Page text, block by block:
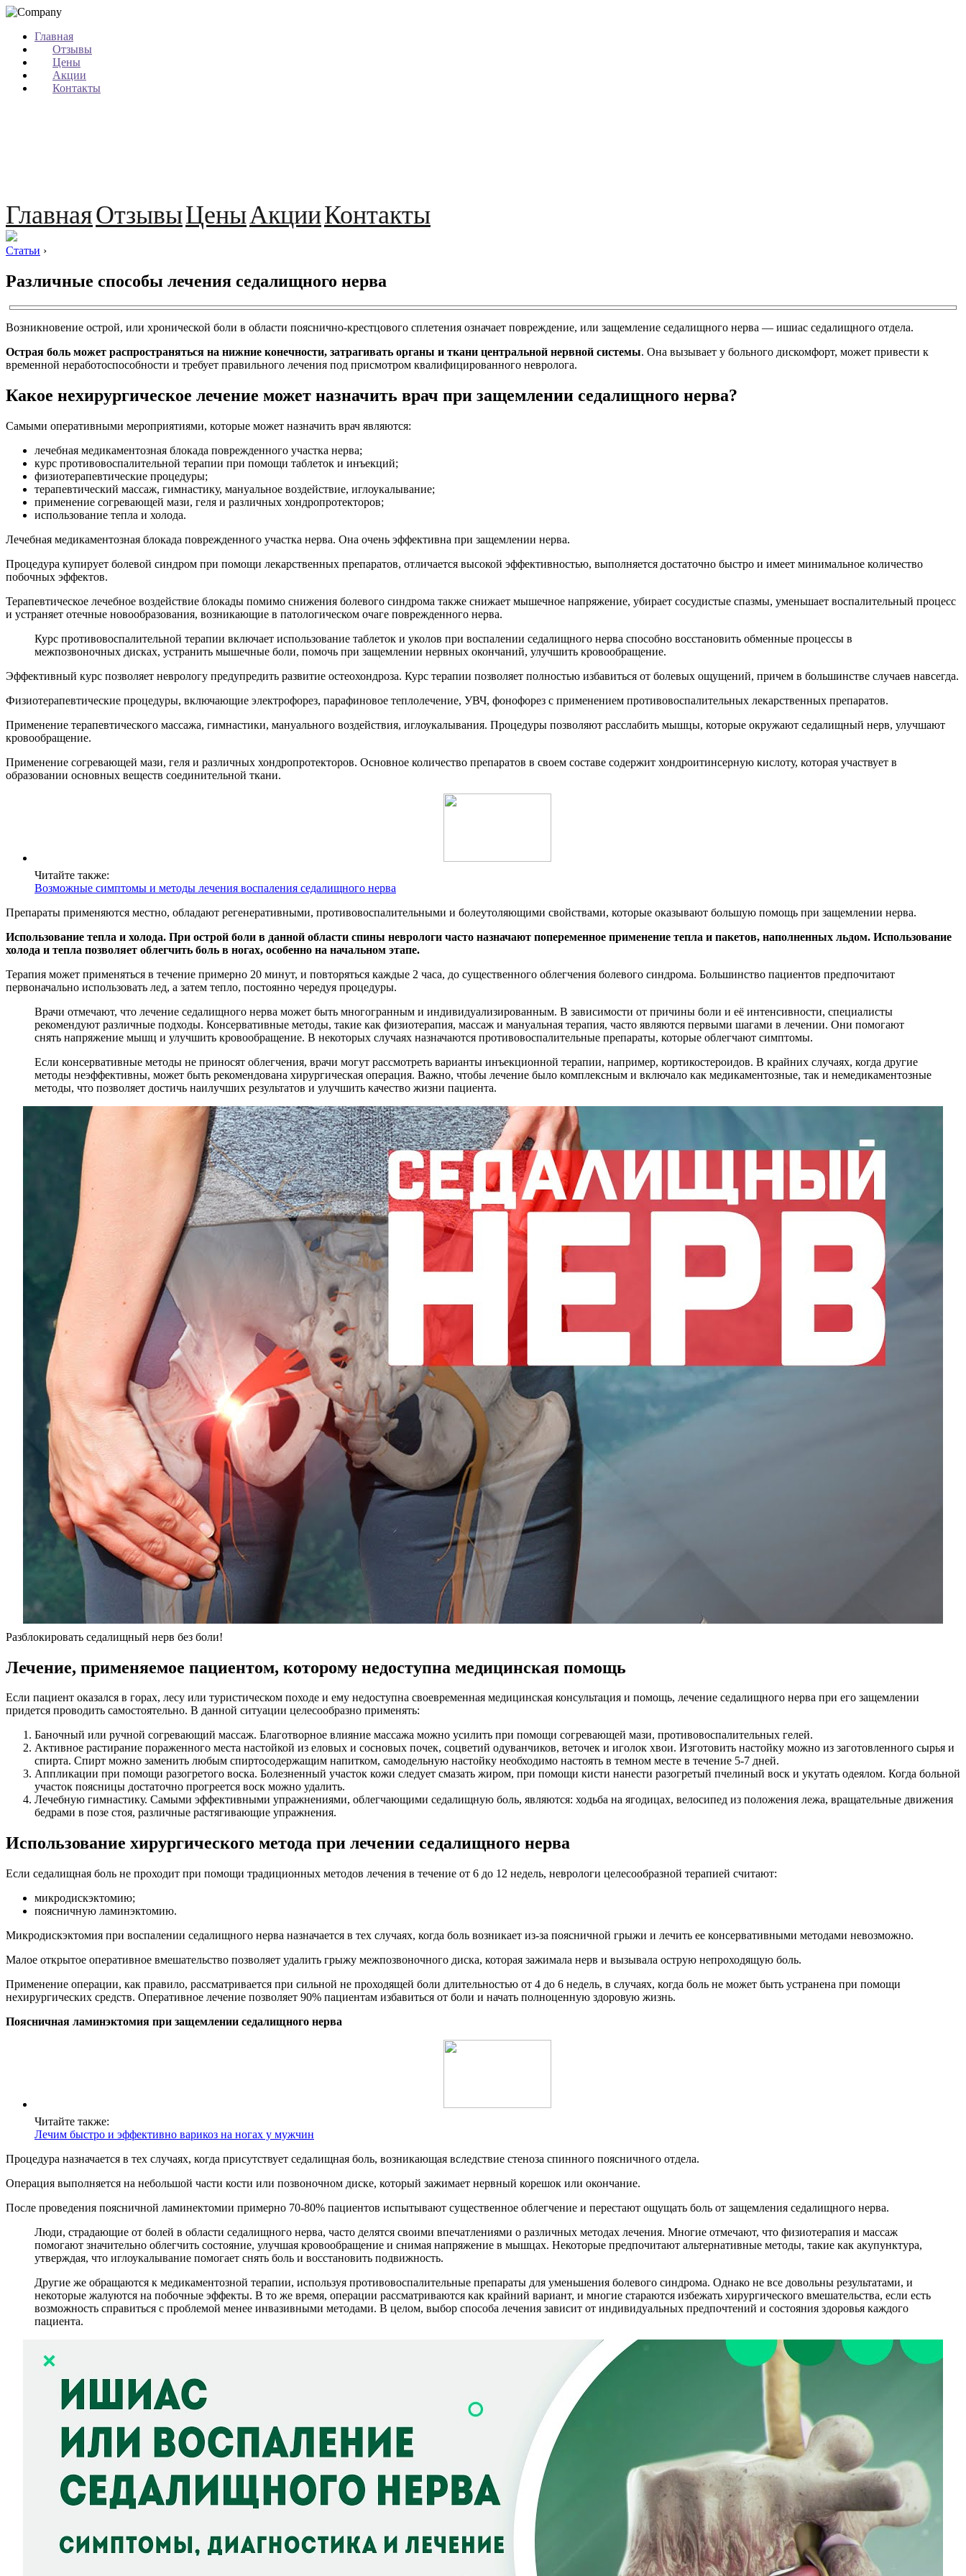
Главная
Отзывы
Цены
Акции
Контакты
ГлавнаяОтзывыЦеныАкцииКонтакты
Статьи ›
Различные способы лечения седалищного нерва
Возникновение острой, или хронической боли в области пояснично-крестцового сплетения означает повреждение, или защемление седалищного нерва — ишиас седалищного отдела.
Острая боль может распространяться на нижние конечности, затрагивать органы и ткани центральной нервной системы. Она вызывает у больного дискомфорт, может привести к
временной неработоспособности и требует правильного лечения под присмотром квалифицированного невролога.
Какое нехирургическое лечение может назначить врач при защемлении седалищного нерва?
Самыми оперативными мероприятиями, которые может назначить врач являются:
лечебная медикаментозная блокада поврежденного участка нерва;
курс противовоспалительной терапии при помощи таблеток и инъекций;
физиотерапевтические процедуры;
терапевтический массаж, гимнастику, мануальное воздействие, иглоукалывание;
применение согревающей мази, геля и различных хондропротекторов;
использование тепла и холода.
Лечебная медикаментозная блокада поврежденного участка нерва. Она очень эффективна при защемлении нерва.
Процедура купирует болевой синдром при помощи лекарственных препаратов, отличается высокой эффективностью, выполняется достаточно быстро и имеет минимальное количество
побочных эффектов.
Терапевтическое лечебное воздействие блокады помимо снижения болевого синдрома также снижает мышечное напряжение, убирает сосудистые спазмы, уменьшает воспалительный процесс
и устраняет отечные новообразования, возникающие в патологическом очаге поврежденного нерва.
Курс противовоспалительной терапии включает использование таблеток и уколов при воспалении седалищного нерва способно восстановить обменные процессы в
межпозвоночных дисках, устранить мышечные боли, помочь при защемлении нервных окончаний, улучшить кровообращение.
Эффективный курс позволяет неврологу предупредить развитие остеохондроза. Курс терапии позволяет полностью избавиться от болевых ощущений, причем в большинстве случаев навсегда.
Физиотерапевтические процедуры, включающие электрофорез, парафиновое теплолечение, УВЧ, фонофорез с применением противовоспалительных лекарственных препаратов.
Применение терапевтического массажа, гимнастики, мануального воздействия, иглоукалывания. Процедуры позволяют расслабить мышцы, которые окружают седалищный нерв, улучшают
кровообращение.
Применение согревающей мази, геля и различных хондропротекторов. Основное количество препаратов в своем составе содержит хондроитинсерную кислоту, которая участвует в
образовании основных веществ соединительной ткани.
Читайте также:
Возможные симптомы и методы лечения воспаления седалищного нерва
Препараты применяются местно, обладают регенеративными, противовоспалительными и болеутоляющими свойствами, которые оказывают большую помощь при защемлении нерва.
Использование тепла и холода. При острой боли в данной области спины неврологи часто назначают попеременное применение тепла и пакетов, наполненных льдом. Использование
холода и тепла позволяет облегчить боль в ногах, особенно на начальном этапе.
Терапия может применяться в течение примерно 20 минут, и повторяться каждые 2 часа, до существенного облегчения болевого синдрома. Большинство пациентов предпочитают
первоначально использовать лед, а затем тепло, постоянно чередуя процедуры.
Врачи отмечают, что лечение седалищного нерва может быть многогранным и индивидуализированным. В зависимости от причины боли и её интенсивности, специалисты
рекомендуют различные подходы. Консервативные методы, такие как физиотерапия, массаж и мануальная терапия, часто являются первыми шагами в лечении. Они помогают
снять напряжение мышц и улучшить кровообращение. В некоторых случаях назначаются противовоспалительные препараты, которые облегчают симптомы.
Если консервативные методы не приносят облегчения, врачи могут рассмотреть варианты инъекционной терапии, например, кортикостероидов. В крайних случаях, когда другие
методы неэффективны, может быть рекомендована хирургическая операция. Важно, чтобы лечение было комплексным и включало как медикаментозные, так и немедикаментозные
методы, что позволяет достичь наилучших результатов и улучшить качество жизни пациента.
Разблокировать седалищный нерв без боли!
Лечение, применяемое пациентом, которому недоступна медицинская помощь
Если пациент оказался в горах, лесу или туристическом походе и ему недоступна своевременная медицинская консультация и помощь, лечение седалищного нерва при его защемлении
придется проводить самостоятельно. В данной ситуации целесообразно применять:
Баночный или ручной согревающий массаж. Благотворное влияние массажа можно усилить при помощи согревающей мази, противовоспалительных гелей.
Активное растирание пораженного места настойкой из еловых и сосновых почек, соцветий одуванчиков, веточек и иголок хвои. Изготовить настойку можно из заготовленного сырья и
спирта. Спирт можно заменить любым спиртосодержащим напитком, самодельную настойку необходимо настоять в темном месте в течение 5-7 дней.
Аппликации при помощи разогретого воска. Болезненный участок кожи следует смазать жиром, при помощи кисти нанести разогретый пчелиный воск и укутать одеялом. Когда больной
участок поясницы достаточно прогреется воск можно удалить.
Лечебную гимнастику. Самыми эффективными упражнениями, облегчающими седалищную боль, являются: ходьба на ягодицах, велосипед из положения лежа, вращательные движения
бедрами в позе стоя, различные растягивающие упражнения.
Использование хирургического метода при лечении седалищного нерва
Если седалищная боль не проходит при помощи традиционных методов лечения в течение от 6 до 12 недель, неврологи целесообразной терапией считают:
микродискэктомию;
поясничную ламинэктомию.
Микродискэктомия при воспалении седалищного нерва назначается в тех случаях, когда боль возникает из-за поясничной грыжи и лечить ее консервативными методами невозможно.
Малое открытое оперативное вмешательство позволяет удалить грыжу межпозвоночного диска, которая зажимала нерв и вызывала острую непроходящую боль.
Применение операции, как правило, рассматривается при сильной не проходящей боли длительностью от 4 до 6 недель, в случаях, когда боль не может быть устранена при помощи
нехирургических средств. Оперативное лечение позволяет 90% пациентам избавиться от боли и начать полноценную здоровую жизнь.
Поясничная ламинэктомия при защемлении седалищного нерва
Читайте также:
Лечим быстро и эффективно варикоз на ногах у мужчин
Процедура назначается в тех случаях, когда присутствует седалищная боль, возникающая вследствие стеноза спинного поясничного отдела.
Операция выполняется на небольшой части кости или позвоночном диске, который зажимает нервный корешок или окончание.
После проведения поясничной ламинектомии примерно 70-80% пациентов испытывают существенное облегчение и перестают ощущать боль от защемления седалищного нерва.
Люди, страдающие от болей в области седалищного нерва, часто делятся своими впечатлениями о различных методах лечения. Многие отмечают, что физиотерапия и массаж
помогают значительно облегчить состояние, улучшая кровообращение и снимая напряжение в мышцах. Некоторые предпочитают альтернативные методы, такие как акупунктура,
утверждая, что иглоукалывание помогает снять боль и восстановить подвижность.
Другие же обращаются к медикаментозной терапии, используя противовоспалительные препараты для уменьшения болевого синдрома. Однако не все довольны результатами, и
некоторые жалуются на побочные эффекты. В то же время, операции рассматриваются как крайний вариант, и многие стараются избежать хирургического вмешательства, если есть
возможность справиться с проблемой менее инвазивными методами. В целом, выбор способа лечения зависит от индивидуальных предпочтений и состояния здоровья каждого
пациента.